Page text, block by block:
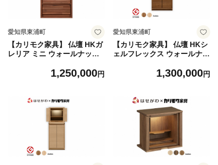
愛知県東浦町
【カリモク家具】 仏壇 HKガ
レリア ミニ ウォールナット
ミニ コンパクト 国産 愛知
1,250,000円
愛知県東浦町
【カリモク家具】 仏壇 HKシ
ェルフレックス ウォールナッ
シャレ モダン ミニ コンパク
1,300,000円